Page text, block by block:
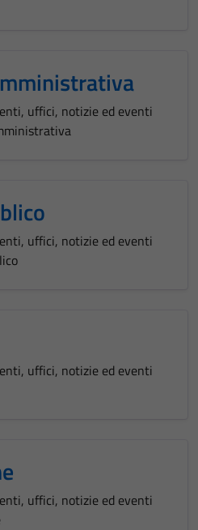
uffici, notizie ed eventi
uffici, notizie ed eventi
uffici, notizie ed eventi
uffici, notizie ed eventi